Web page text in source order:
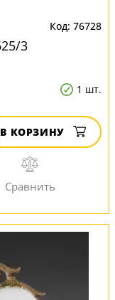
76728
3
1 шт.
В КОРЗИНУ